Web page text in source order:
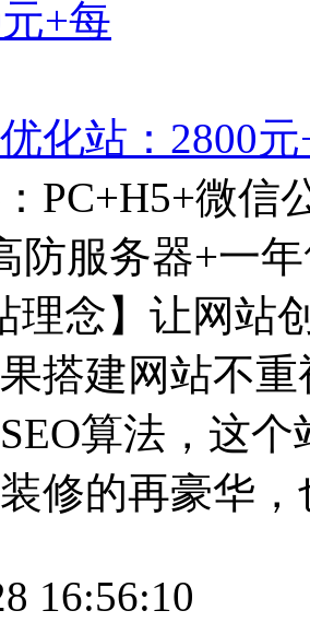
化站：2800
PC+H5+微信
防服务器+一
理念】让网站
搭建网站不
算法，这
修的再豪华
16:56:10